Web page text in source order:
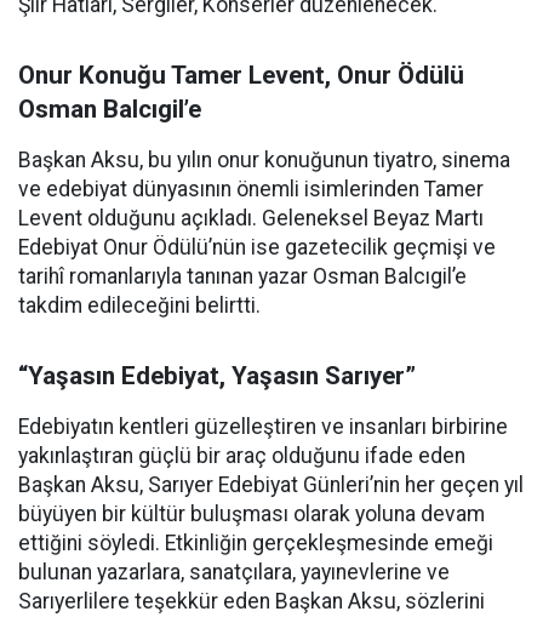
Şiir Hatları, Sergiler, Konserler düzenlenecek.
Onur Konuğu Tamer Levent, Onur Ödülü
Osman Balcıgil’e
Başkan Aksu, bu yılın onur konuğunun tiyatro, sinema
ve edebiyat dünyasının önemli isimlerinden Tamer
Levent olduğunu açıkladı. Geleneksel Beyaz Martı
Edebiyat Onur Ödülü’nün ise gazetecilik geçmişi ve
tarihî romanlarıyla tanınan yazar Osman Balcıgil’e
takdim edileceğini belirtti.
“Yaşasın Edebiyat, Yaşasın Sarıyer”
Edebiyatın kentleri güzelleştiren ve insanları birbirine
yakınlaştıran güçlü bir araç olduğunu ifade eden
Başkan Aksu, Sarıyer Edebiyat Günleri’nin her geçen yıl
büyüyen bir kültür buluşması olarak yoluna devam
ettiğini söyledi. Etkinliğin gerçekleşmesinde emeği
bulunan yazarlara, sanatçılara, yayınevlerine ve
Sarıyerlilere teşekkür eden Başkan Aksu, sözlerini